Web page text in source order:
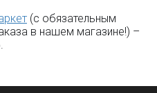
(с обязательным
в нашем магазине!) –